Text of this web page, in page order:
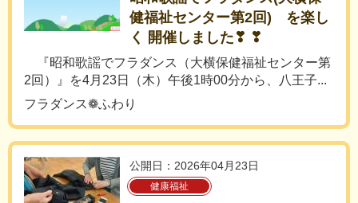
健福祉センター第2回) を楽し
く 開催しました❣ ❣
『昭和歌謡でフラダンス（大横保健福祉センター第
2回）』を4月23日（木）午後1時00分から、八王子...
フラダンス❁ふわり
公開日：2026年04月23日
健康福祉